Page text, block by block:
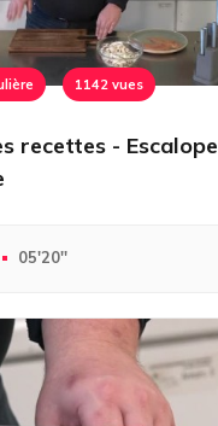
1142 vues
recettes - Escalope
05'20''